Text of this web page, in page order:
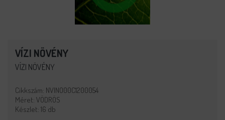
VÍZI NÖVÉNY
VÍZI NÖVÉNY
Cikkszám: NVINO00C1200054
Méret: VÖDRÖS
Készlet: 16 db